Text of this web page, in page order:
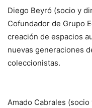
Diego Beyró (socio y
Cofundador de Grupo
creación de espacios
nuevas generaciones
coleccionistas.
Amado Cabrales